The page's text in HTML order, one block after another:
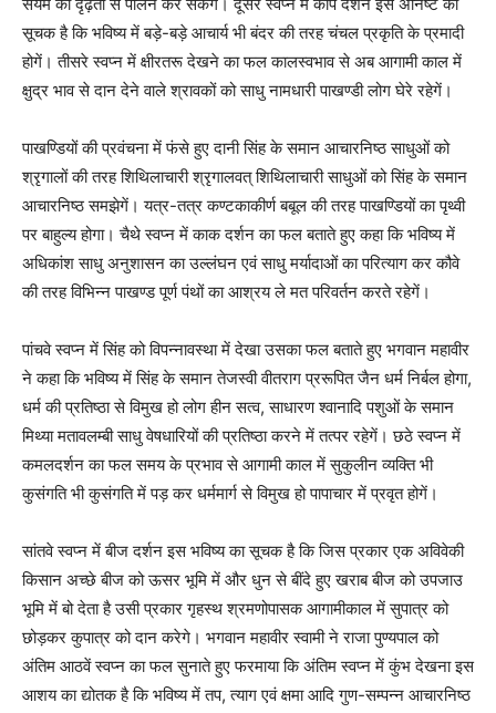
सूचक है कि भविष्य में बड़े-बड़े आचार्य भी बंदर की तरह चंचल प्रकृति के प्रमादी
होगें। तीसरे स्वप्न में क्षीरतरू देखने का फल कालस्वभाव से अब आगामी काल में
क्षुद्र भाव से दान देने वाले श्रावकों को साधु नामधारी पाखण्डी लोग घेरे रहेगें।
पाखण्डियों की प्रवंचना में फंसे हुए दानी सिंह के समान आचारनिष्ठ साधुओं को
श्रृगालों की तरह शिथिलाचारी श्रृगालवत् शिथिलाचारी साधुओं को सिंह के समान
आचारनिष्ठ समझेगें। यत्र-तत्र कण्टकाकीर्ण बबूल की तरह पाखण्डियों का पृथ्वी
पर बाहुल्य होगा। चैथे स्वप्न में काक दर्शन का फल बताते हुए कहा कि भविष्य में
अधिकांश साधु अनुशासन का उल्लंघन एवं साधु मर्यादाओं का परित्याग कर कौवे
की तरह विभिन्न पाखण्ड पूर्ण पंथों का आश्रय ले मत परिवर्तन करते रहेगें।
पांचवे स्वप्न में सिंह को विपन्नावस्था में देखा उसका फल बताते हुए भगवान महावीर
ने कहा कि भविष्य में सिंह के समान तेजस्वी वीतराग प्ररूपित जैन धर्म निर्बल होगा,
धर्म की प्रतिष्ठा से विमुख हो लोग हीन सत्व, साधारण श्वानादि पशुओं के समान
मिथ्या मतावलम्बी साधु वेषधारियों की प्रतिष्ठा करने में तत्पर रहेगें। छठे स्वप्न में
कमलदर्शन का फल समय के प्रभाव से आगामी काल में सुकुलीन व्यक्ति भी
कुसंगति भी कुसंगति में पड़ कर धर्ममार्ग से विमुख हो पापाचार में प्रवृत होगें।
सांतवे स्वप्न में बीज दर्शन इस भविष्य का सूचक है कि जिस प्रकार एक अविवेकी
किसान अच्छे बीज को ऊसर भूमि में और धुन से बींदे हुए खराब बीज को उपजाउ
भूमि में बो देता है उसी प्रकार गृहस्थ श्रमणोपासक आगामीकाल में सुपात्र को
छोड़कर कुपात्र को दान करेगे। भगवान महावीर स्वामी ने राजा पुण्यपाल को
अंतिम आठवें स्वप्न का फल सुनाते हुए फरमाया कि अंतिम स्वप्न में कुंभ देखना इस
आशय का द्योतक है कि भविष्य में तप, त्याग एवं क्षमा आदि गुण-सम्पन्न आचारनिष्ठ